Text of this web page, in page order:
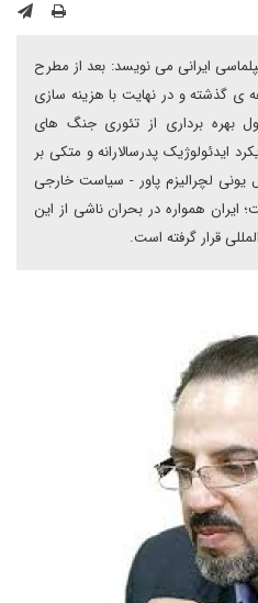
ایرانی می نویسد: بعد از مطرح
ی گذشته و در نهایت با هزینه سازی
بهره برداری از تئوری جنگ های
ایدئولوژیک پدرسالارانه و متکی بر
یونی لچرالیزم پاور - سیاست خارجی
ایران همواره در بحران ناشی از این
قرار گرفته است.